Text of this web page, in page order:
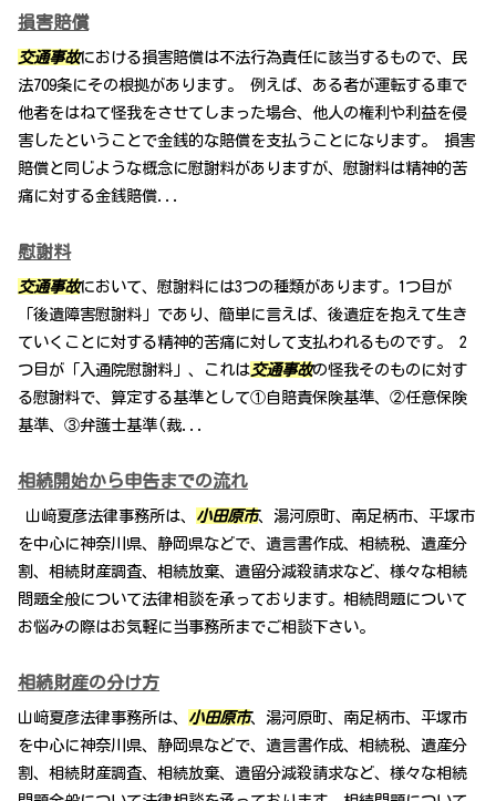
損害賠償
交通事故における損害賠償は不法行為責任に該当するもので、民
法709条にその根拠があります。 例えば、ある者が運転する車で
他者をはねて怪我をさせてしまった場合、他人の権利や利益を侵
害したということで金銭的な賠償を支払うことになります。 損害
賠償と同じような概念に慰謝料がありますが、慰謝料は精神的苦
痛に対する金銭賠償...
慰謝料
交通事故において、慰謝料には3つの種類があります。1つ目が
「後遺障害慰謝料」であり、簡単に言えば、後遺症を抱えて生き
ていくことに対する精神的苦痛に対して支払われるものです。 2
つ目が「入通院慰謝料」、これは交通事故の怪我そのものに対す
る慰謝料で、算定する基準として①自賠責保険基準、②任意保険
基準、③弁護士基準(裁...
相続開始から申告までの流れ
山﨑夏彦法律事務所は、 小田原市、湯河原町、南足柄市、平塚市
を中心に神奈川県、静岡県などで、遺言書作成、相続税、遺産分
割、相続財産調査、相続放棄、遺留分減殺請求など、様々な相続
問題全般について法律相談を承っております。相続問題について
お悩みの際はお気軽に当事務所までご相談下さい。
相続財産の分け方
山﨑夏彦法律事務所は、 小田原市、湯河原町、南足柄市、平塚市
を中心に神奈川県、静岡県などで、遺言書作成、相続税、遺産分
割、相続財産調査、相続放棄、遺留分減殺請求など、様々な相続